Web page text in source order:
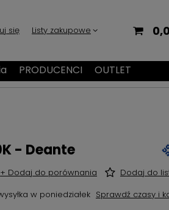
się Listy zakupowe
PRODUCENCI OUTLET
- Deante
+ Dodaj do porównania
Dodaj do
w poniedziałek Sprawdź czasy i